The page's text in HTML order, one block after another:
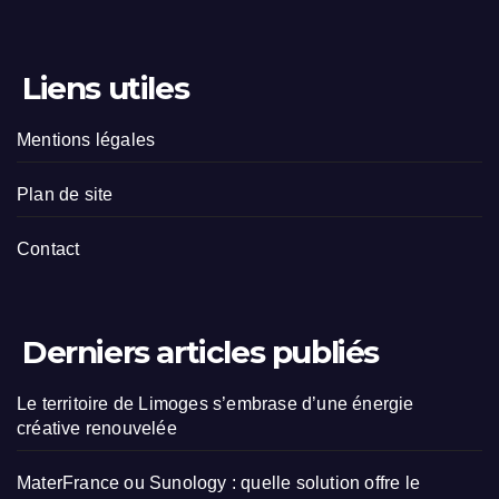
Liens utiles
Mentions légales
Plan de site
Contact
Derniers articles publiés
Le territoire de Limoges s’embrase d’une énergie
créative renouvelée
MaterFrance ou Sunology : quelle solution offre le